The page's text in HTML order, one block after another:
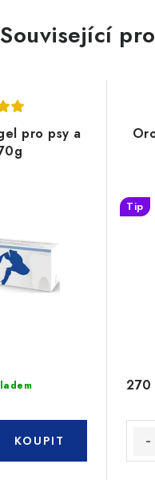
Související
pro psy a
Tip
270